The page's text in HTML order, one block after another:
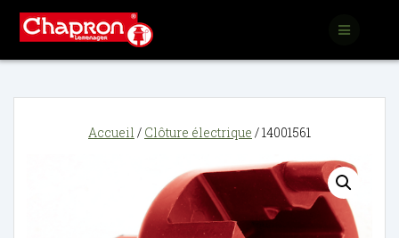
Accueil / Clôture électrique / 14001561